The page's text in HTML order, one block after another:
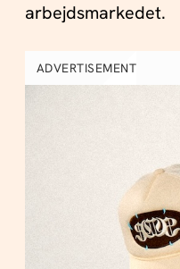
arbejdsmarkedet.
ADVERTISEMENT